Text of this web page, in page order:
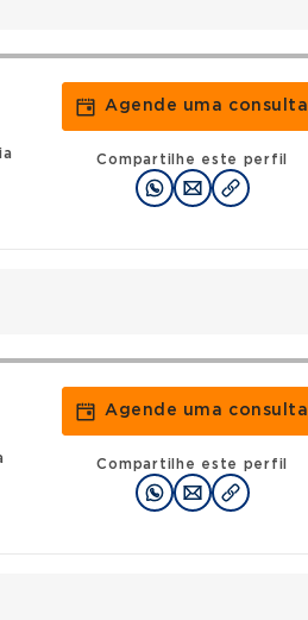
Agende uma consulta
Compartilhe este perfil
Agende uma consulta
Compartilhe este perfil